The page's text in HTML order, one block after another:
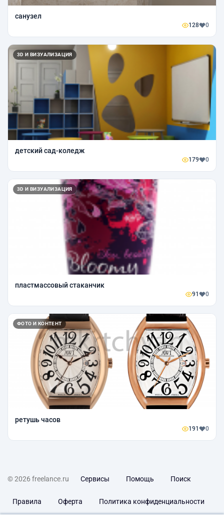
санузел
128 0
3D И ВИЗУАЛИЗАЦИЯ
детский сад-коледж
179 0
3D И ВИЗУАЛИЗАЦИЯ
пластмассовый стаканчик
91 0
ФОТО И КОНТЕНТ
ретушь часов
191 0
© 2026 freelance.ru Сервисы Помощь Поиск
Правила Оферта Политика конфиденциальности